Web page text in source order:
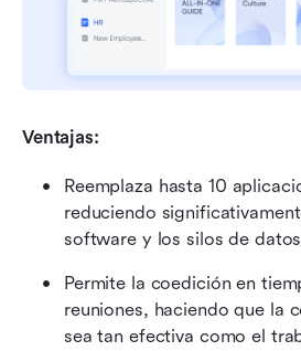
Ventajas:
Reemplaza hasta 10
reduciendo
software y los silos de
Permite la coedición en
reuniones, haciendo que la
sea tan efectiva como el